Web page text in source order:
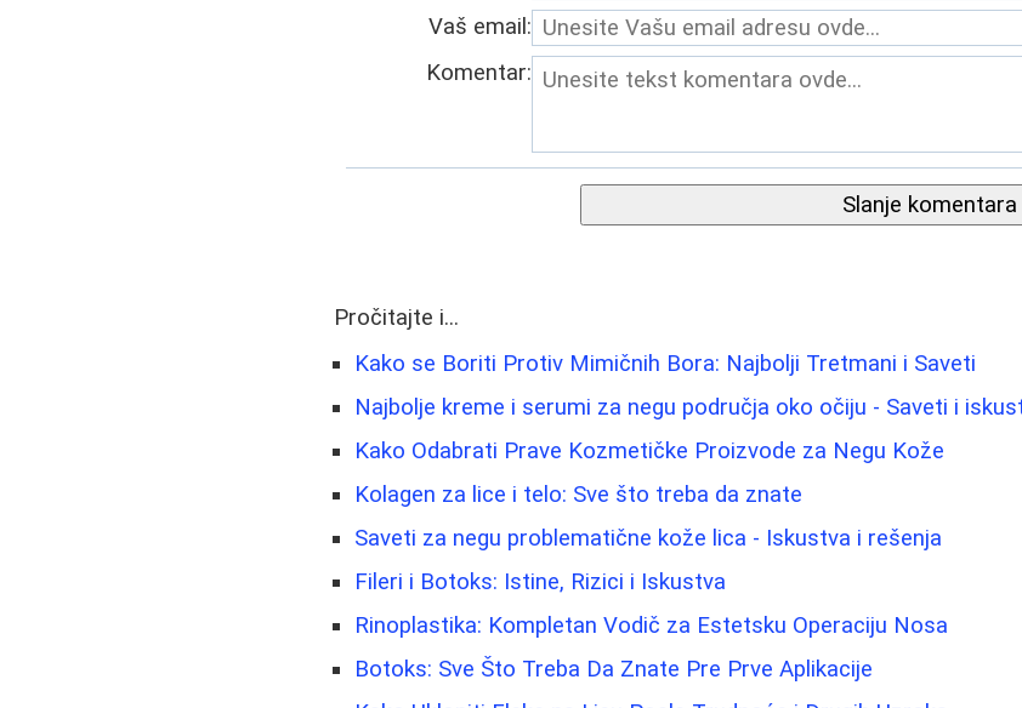
Vaš email:
Komentar:
Slanje komentara
Pročitajte i...
Kako se Boriti Protiv Mimičnih Bora: Najbolji Tretmani i Saveti
Najbolje kreme i serumi za negu područja oko očiju - Saveti i
Kako Odabrati Prave Kozmetičke Proizvode za Negu Kože
Kolagen za lice i telo: Sve što treba da znate
Saveti za negu problematične kože lica - Iskustva i rešenja
Fileri i Botoks: Istine, Rizici i Iskustva
Rinoplastika: Kompletan Vodič za Estetsku Operaciju Nosa
Botoks: Sve Što Treba Da Znate Pre Prve Aplikacije